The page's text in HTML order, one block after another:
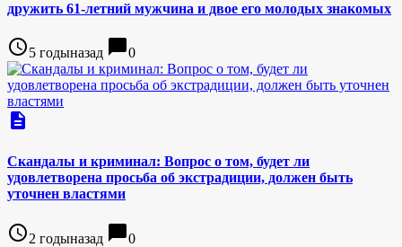
дружить 61-летний мужчина и двое его молодых знакомых
access_time5 годыназад chat_bubble0
description
Скандалы и криминал: Вопрос о том, будет ли
удовлетворена просьба об экстрадиции, должен быть
уточнен властями
access_time2 годыназад chat_bubble0